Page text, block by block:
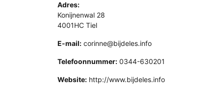
Adres:
Konijnenwal 28
4001HC Tiel
E-mail: corinne@bijdeles.info
Telefoonnummer: 0344-630201
Website: http://www.bijdeles.info